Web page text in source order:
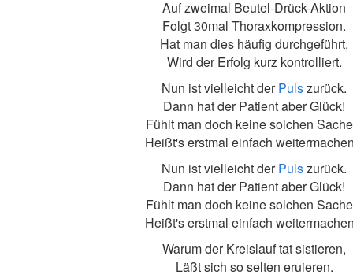
Auf zweimal Beutel-Drück-Aktion
Folgt 30mal Thoraxkompression.
Hat man dies häufig durchgeführt,
Wird der Erfolg kurz kontrolliert.
Nun ist vielleicht derPulszurück.
Dann hat der Patient aber Glück!
Fühlt man doch keine solchen
Heißt's erstmal einfach
Nun ist vielleicht derPulszurück.
Dann hat der Patient aber Glück!
Fühlt man doch keine solchen
Heißt's erstmal einfach
Warum der Kreislauf tat sistieren,
Läßt sich so selten eruieren.